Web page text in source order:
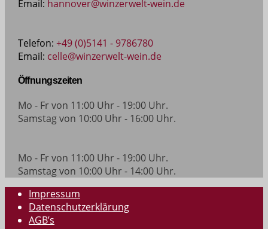
Email: hannover@winzerwelt-wein.de
Telefon: +49 (0)5141 - 9786780
Email: celle@winzerwelt-wein.de
Öffnungszeiten
Mo - Fr von 11:00 Uhr - 19:00 Uhr.
Samstag von 10:00 Uhr - 16:00 Uhr.
Mo - Fr von 11:00 Uhr - 19:00 Uhr.
Samstag von 10:00 Uhr - 14:00 Uhr.
Impressum
Datenschutzerklärung
AGB’s